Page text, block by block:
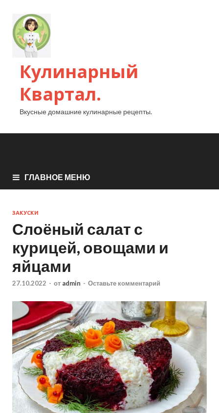
Кулинарный
Квартал.
Вкусные домашние кулинарные рецепты.
ГЛАВНОЕ МЕНЮ
ЗАКУСКИ
Слоёный салат с
курицей, овощами и
яйцами
27.10.2022 - от admin - Оставьте комментарий